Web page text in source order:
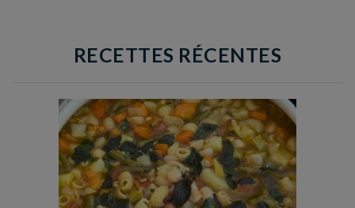
RECETTES RÉCENTES
Temps de préparation : 35 min
Temps de cuisson : 1h15